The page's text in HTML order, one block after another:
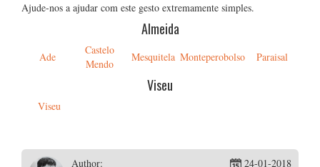
Ajude-nos a ajudar com este gesto extremamente simples.
Almeida
Ade
Castelo
Mendo
Mesquitela Monteperobolso Paraisal
Viseu
Viseu
Author: 24-01-2018